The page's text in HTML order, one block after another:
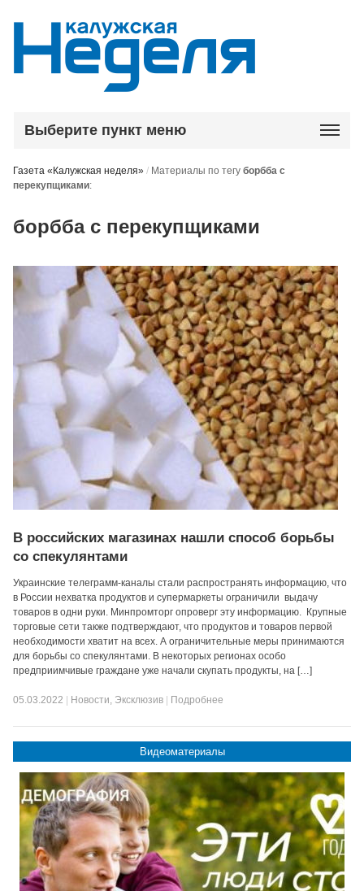
Выберите пункт меню
Газета «Калужская неделя» / Материалы по тегуборбба с
перекупщиками:
борбба с перекупщиками
В российских магазинах нашли способ борьбы
со спекулянтами
Украинские телеграмм-каналы стали распространять информацию, что
в России нехватка продуктов и супермаркеты ограничили выдачу
товаров в одни руки. Минпромторг опроверг эту информацию. Крупные
торговые сети также подтверждают, что продуктов и товаров первой
необходимости хватит на всех. А ограничительные меры принимаются
для борьбы со спекулянтами. В некоторых регионах особо
предприимчивые граждане уже начали скупать продукты, на […]
05.03.2022 Новости, Эксклюзив Подробнее
Видеоматериалы